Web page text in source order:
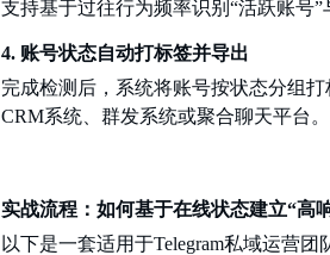
支持基于过往行为频率识别 “活跃账号”
4. 账号状态自动打标签并导出
完成检测后，系统将账号按状态分组
CRM系统、群发系统或聚合聊天平台。
实战流程：如何基于在线状态建立“高
以下是一套适用于Telegram私域运营团